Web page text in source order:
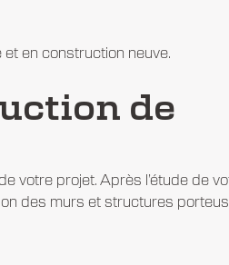
en construction neuve.
de
votre projet. Après l’étude de
des murs et structures